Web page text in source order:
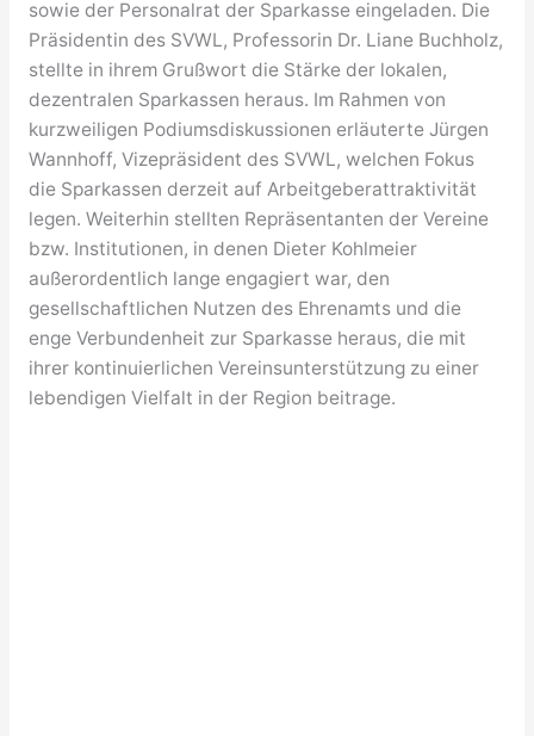
sowie der Personalrat der Sparkasse eingeladen. Die
Präsidentin des SVWL, Professorin Dr. Liane Buchholz,
stellte in ihrem Grußwort die Stärke der lokalen,
dezentralen Sparkassen heraus. Im Rahmen von
kurzweiligen Podiumsdiskussionen erläuterte Jürgen
Wannhoff, Vizepräsident des SVWL, welchen Fokus
die Sparkassen derzeit auf Arbeitgeberattraktivität
legen. Weiterhin stellten Repräsentanten der Vereine
bzw. Institutionen, in denen Dieter Kohlmeier
außerordentlich lange engagiert war, den
gesellschaftlichen Nutzen des Ehrenamts und die
enge Verbundenheit zur Sparkasse heraus, die mit
ihrer kontinuierlichen Vereinsunterstützung zu einer
lebendigen Vielfalt in der Region beitrage.